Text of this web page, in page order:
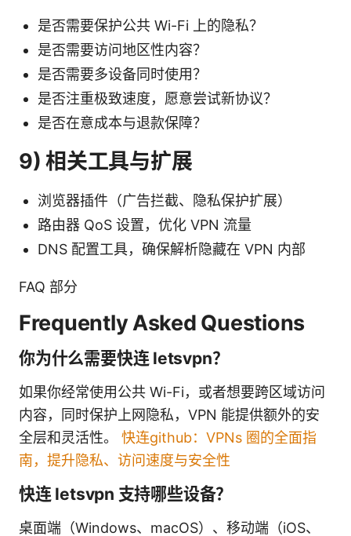
是否需要保护公共 Wi-Fi 上的隐私？
是否需要访问地区性内容？
是否需要多设备同时使用？
是否注重极致速度，愿意尝试新协议？
是否在意成本与退款保障？
9) 相关工具与扩展
浏览器插件（广告拦截、隐私保护扩展）
路由器 QoS 设置，优化 VPN 流量
DNS 配置工具，确保解析隐藏在 VPN 内部
FAQ 部分
Frequently Asked Questions
你为什么需要快连 letsvpn？
如果你经常使用公共 Wi-Fi，或者想要跨区域访问
内容，同时保护上网隐私，VPN 能提供额外的安
全层和灵活性。 快连github：VPNs 圈的全面指
南，提升隐私、访问速度与安全性
快连 letsvpn 支持哪些设备？
桌面端（Windows、macOS）、移动端（iOS、